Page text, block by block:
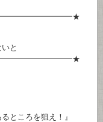
と
ころを狙え！』